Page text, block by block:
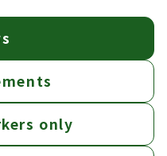
only